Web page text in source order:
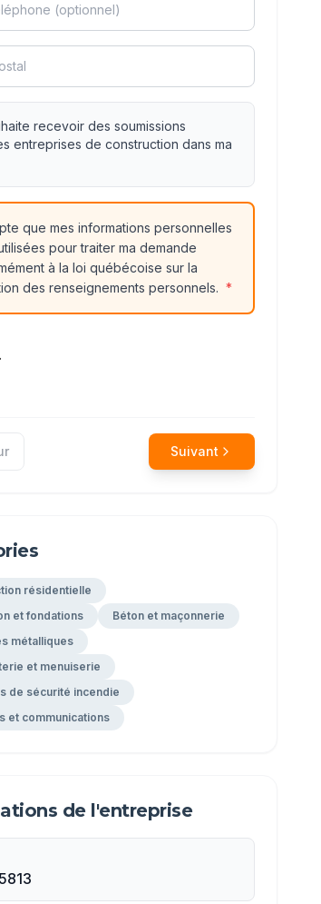
recevoir des soumissions
entreprises de construction dans ma
que mes informations personnelles
pour traiter ma demande
à la loi québécoise sur la
des renseignements personnels. *
Suivant
résidentielle
et fondations
Béton et maçonnerie
métalliques
et menuiserie
de sécurité incendie
et communications
de l'entreprise